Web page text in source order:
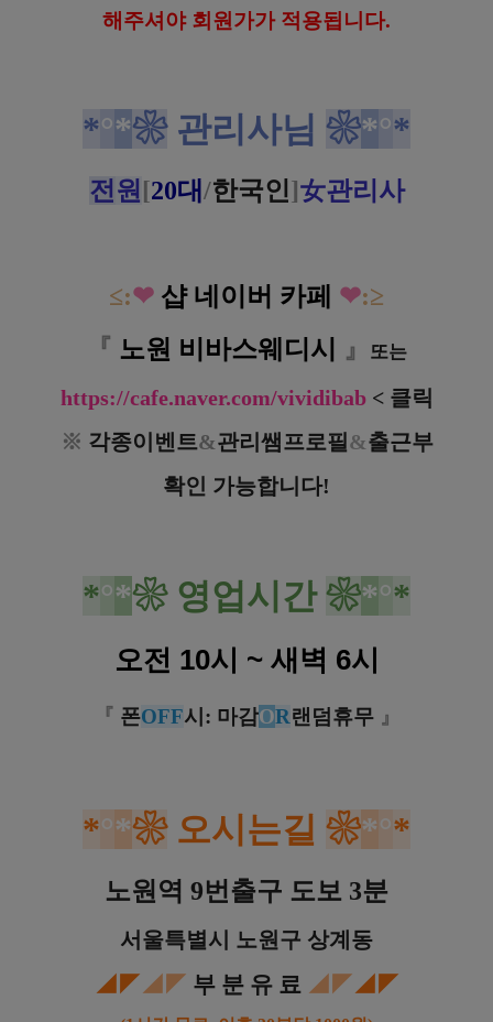
해 주셔야 회원가가 적용됩니다.
*°*❀관리사님 ❀*°*
전원 [20대/한국인]女관리사
≤:❤ 샵 네이버 카페 ❤:≥
『 노원 비바스웨디시 』 또는
https://cafe.naver.com/vividibab< 클릭
※ 각종이벤트&관리쌤프로필 &출근부
확인 가능합니다!
*°*❀ 영업시간 ❀*°*
오전 10시 ~ 새벽 6시
『 폰OFF시: 마감OR랜덤휴무 』
*°*❀오시는길 ❀*°*
노원역 9번출구 도보 3분
서울특별시 노원구 상계동
◢◤ ◢◤ 부 분 유 료 ◢◤ ◢◤